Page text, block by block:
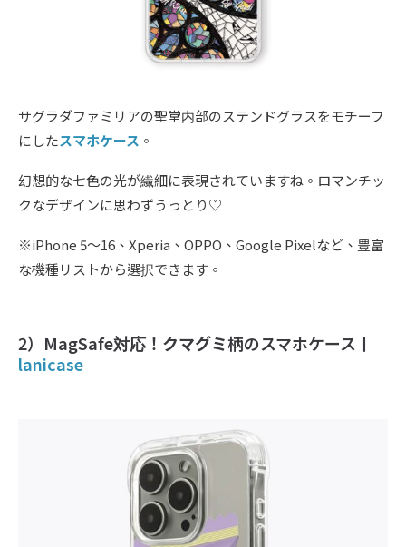
サグラダファミリアの聖堂内部のステンドグラスをモチーフ
にしたスマホケース 。
幻想的な七色の光が繊細に表現されていますね。ロマンチッ
クなデザインに思わずうっとり♡
※iPhone 5〜16、Xperia、OPPO、Google Pixelなど、豊富
な機種リストから選択できます。
2）MagSafe対応！ クマグミ柄のスマホケース丨
lanicase